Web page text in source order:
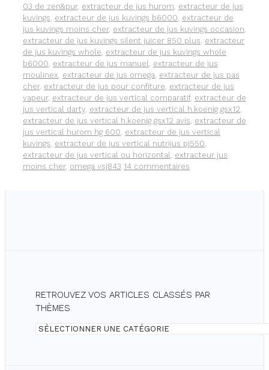
03 de zen&pur, extracteur de jus hurom extracteur de jus
kuvings extracteur de jus kuvings b6000 extracteur de
jus kuvings moins cher, extracteur de jus kuvings occasion
extracteur de jus kuvings silent juicer 850 plus extracteur
de jus kuvings whole extracteur de jus kuvings whole
b6000 extracteur de jus manuel
extracteur de jus
moulinex extracteur de jus omega extracteur de jus pas
cher, extracteur de jus pour confiture extracteur de jus
vapeur, extracteur de jus vertical comparatif, extracteur de
jus vertical darty extracteur de jus vertical h.koenig gsx12
extracteur de jus vertical h.koenig gsx12 avis extracteur de
jus vertical hurom hg 600 extracteur de jus vertical
kuvings extracteur de jus vertical nutrijus pj550
extracteur de jus vertical ou horizontal
extracteur jus
moins cher, omega vsj843 14 commentaires
RETROUVEZ VOS ARTICLES CLASSÉS PAR
THÈMES
Retrouvez